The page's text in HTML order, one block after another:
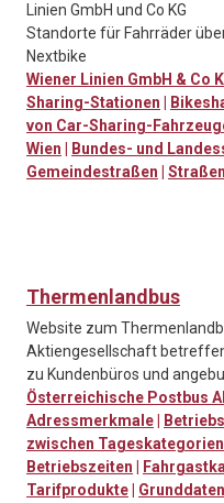
Linien GmbH und Co KG
Standorte für Fahrräder
Nextbike
Wiener Linien GmbH & Co
Sharing-Stationen
von Car-Sharing-
Wien
Bundes- und
Gemeindestraßen
Thermenlandbus
Website zum
Aktiengesellschaft
zu Kundenbüros und
Österreichische Postbus
Adressmerkmale
zwischen
Betriebszeiten
Tarifprodukte